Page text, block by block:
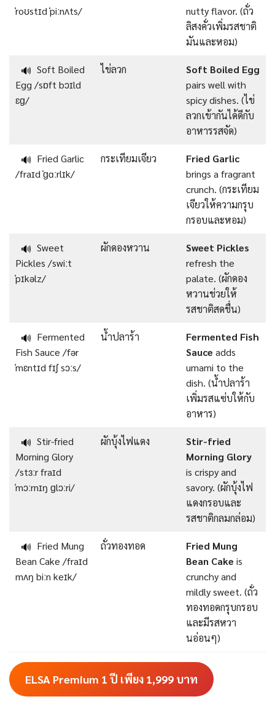
ˈroʊstɪd ˈpiːnʌts/
nutty flavor. (ถั่ว
ลิสงคั่วเพิ่มรสชาติ
มันและหอม)
🔊 Soft Boiled
Egg /sɒft bɔɪld
ɛɡ/
ไข่ลวก
Soft Boiled Egg
pairs well with
spicy dishes. (ไข่
ลวกเข้ากันได้ดีกับ
อาหารรสจัด)
🔊 Fried Garlic
/fraɪd ˈɡɑːrlɪk/
กระเทียมเจียว
Fried Garlic
brings a fragrant
crunch. (กระเทียม
เจียวให้ความกรุบ
กรอบและหอม)
🔊 Sweet
Pickles /swiːt
ˈpɪkəlz/
ผักดองหวาน
Sweet Pickles
refresh the
palate. (ผักดอง
หวานช่วยให้
รสชาติสดชื่น)
🔊 Fermented
Fish Sauce /fər
ˈmɛntɪd fɪʃ sɔːs/
น้ำปลาร้า
Fermented Fish
Sauce adds
umami to the
dish. (น้ำปลาร้า
เพิ่มรสแซ่บให้กับ
อาหาร)
🔊 Stir-fried
Morning Glory
/stɜːr fraɪd
ˈmɔːrnɪŋ ɡlɔːri/
ผักบุ้งไฟแดง
Stir-fried
Morning Glory
is crispy and
savory. (ผักบุ้งไฟ
แดงกรอบและ
รสชาติกลมกล่อม)
🔊 Fried Mung
Bean Cake /fraɪd
mʌŋ biːn keɪk/
ถั่วทองทอด
Fried Mung
Bean Cake is
crunchy and
mildly sweet. (ถั่ว
ทองทอดกรุบกรอบ
และมีรสหวา
นอ่อนๆ)
ELSA Premium 1 ปี เพียง 1,999 บาท